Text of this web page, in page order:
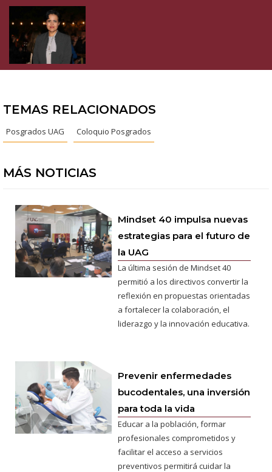
TEMAS RELACIONADOS
Posgrados UAG Coloquio Posgrados
MÁS NOTICIAS
Mindset 40 impulsa nuevas
estrategias para el futuro de
la UAG
La última sesión de Mindset 40
permitió a los directivos convertir la
reflexión en propuestas orientadas
a fortalecer la colaboración, el
liderazgo y la innovación educativa.
Prevenir enfermedades
bucodentales, una inversión
para toda la vida
Educar a la población, formar
profesionales comprometidos y
facilitar el acceso a servicios
preventivos permitirá cuidar la